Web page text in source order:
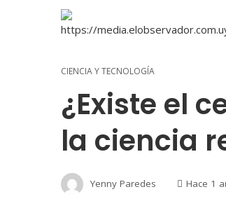
CIENCIA Y TECNOLOGÍA
¿Existe el
la ciencia
Yenny Paredes Hace 1